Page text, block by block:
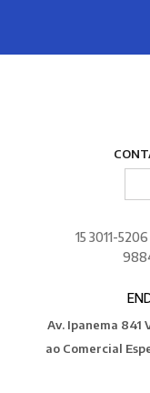
15 3011-
Av. Ipanema 841
ao Comercial